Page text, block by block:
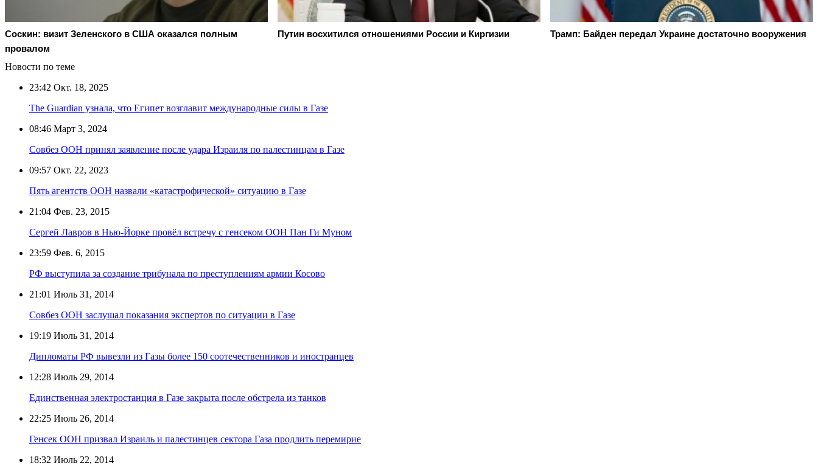
Соскин: визит Зеленского в США оказался полным
провалом
Путин восхитился отношениями России и Киргизии Трамп: Байден передал Украине достаточно вооружения
Новости по теме
23:42 Окт. 18, 2025
The Guardian узнала, что Египет возглавит международные силы в Газе
08:46 Март 3, 2024
Совбез ООН принял заявление после удара Израиля по палестинцам в Газе
09:57 Окт. 22, 2023
Пять агентств ООН назвали «катастрофической» ситуацию в Газе
21:04 Фев. 23, 2015
Сергей Лавров в Нью-Йорке провёл встречу с генсеком ООН Пан Ги Муном
23:59 Фев. 6, 2015
РФ выступила за создание трибунала по преступлениям армии Косово
21:01 Июль 31, 2014
Совбез ООН заслушал показания экспертов по ситуации в Газе
19:19 Июль 31, 2014
Дипломаты РФ вывезли из Газы более 150 соотечественников и иностранцев
12:28 Июль 29, 2014
Единственная электростанция в Газе закрыта после обстрела из танков
22:25 Июль 26, 2014
Генсек ООН призвал Израиль и палестинцев сектора Газа продлить перемирие
18:32 Июль 22, 2014